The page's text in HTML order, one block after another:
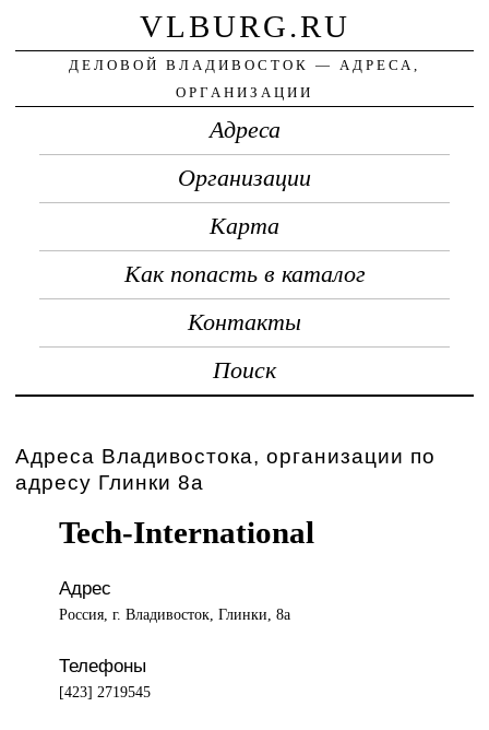
VLBURG.RU
ДЕЛОВОЙ ВЛАДИВОСТОК — АДРЕСА,
ОРГАНИЗАЦИИ
Адреса
Организации
Карта
Как попасть в каталог
Контакты
Поиск
Адреса Владивостока, организации по
адресу Глинки 8а
Tech-International
Адрес
Россия, г. Владивосток, Глинки, 8а
Телефоны
[423] 2719545